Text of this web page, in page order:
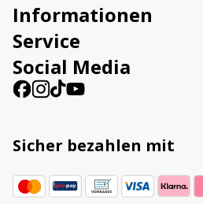
Informationen
Service
Social Media
Sicher bezahlen mit